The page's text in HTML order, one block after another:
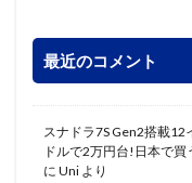
最近のコメント
スナドラ7S Gen2搭載12
ドルで2万円台!日本で
に Uni より